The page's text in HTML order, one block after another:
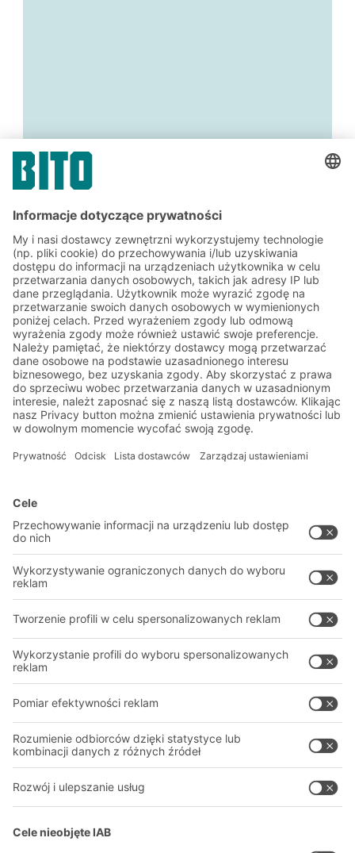
Wyświetl katalog
Zapisz się do newslettera
BITO już teraz:
Aktualności magazynowe i
logistyczne
Ekskluzywne rabaty
Innowacje
Zapisz się do newslettera
Rozwiązania
Rozwiązania intralogistyczne
Systemy pojemników
Systemy regałów
Systemy transportowe
Nasze usługi
PROFESJONALNY MAGAZYN
SYSTEMY MAGAZYNOWE
Pliki do pobrania
Formularz kontaktowy
Firma
O firmie
Nasza globalna sieć
Śledź nas